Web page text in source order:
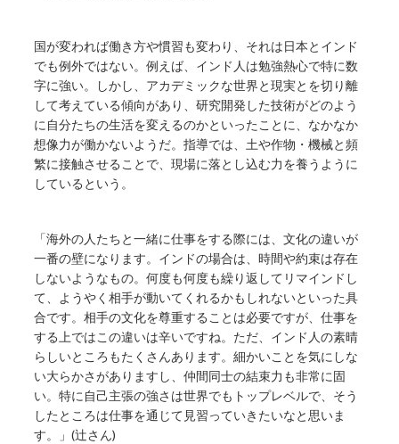
国が変われば働き方や慣習も変わり、それは日本とインド
でも例外ではない。例えば、インド人は勉強熱心で特に数
字に強い。しかし、アカデミックな世界と現実とを切り離
して考えている傾向があり、研究開発した技術がどのよう
に自分たちの生活を変えるのかといったことに、なかなか
想像力が働かないようだ。指導では、土や作物・機械と頻
繁に接触させることで、現場に落とし込む力を養うように
しているという。
「海外の人たちと一緒に仕事をする際には、文化の違いが
一番の壁になります。インドの場合は、時間や約束は存在
しないようなもの。何度も何度も繰り返してリマインドし
て、ようやく相手が動いてくれるかもしれないといった具
合です。相手の文化を尊重することは必要ですが、仕事を
する上ではこの違いは辛いですね。ただ、インド人の素晴
らしいところもたくさんあります。細かいことを気にしな
い大らかさがありますし、仲間同士の結束力も非常に固
い。特に自己主張の強さは世界でもトップレベルで、そう
したところは仕事を通じて見習っていきたいなと思いま
す。」(辻さん)